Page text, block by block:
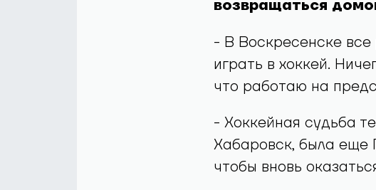
возвращаться
- В Воскресенске все
играть в хоккей.
что работаю на
- Хоккейная судьба
Хабаровск, была еще
чтобы вновь